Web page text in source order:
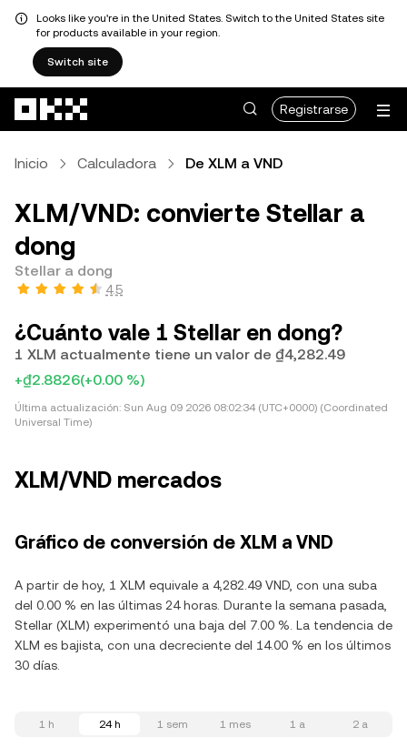
Looks like you're in the United States. Switch to the United States site
for products available in your region.
Switch site
Registrarse
Inicio Calculadora De XLM a VND
XLM/VND: convierte Stellar a
dong
Stellar a dong
4.5
¿Cuánto vale 1 Stellar en dong?
1 XLM actualmente tiene un valor de ₫4,282.49
+₫2.8826(+0.00 %)
Última actualización: Sun Aug 09 2026 08:02:34 (UTC+0000) (Coordinated
Universal Time)
XLM/VND mercados
Gráfico de conversión de XLM a VND
A partir de hoy, 1 XLM equivale a 4,282.49 VND, con una suba
del 0.00 % en las últimas 24 horas. Durante la semana pasada,
Stellar (XLM) experimentó una baja del 7.00 %. La tendencia de
XLM es bajista, con una decreciente del 14.00 % en los últimos
30 días.
1 h 24 h 1 sem 1 mes 1 a 2 a